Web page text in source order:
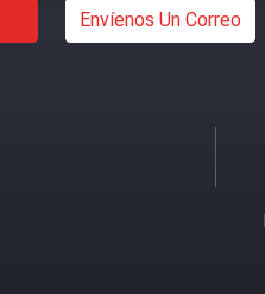
Envíenos Un Correo